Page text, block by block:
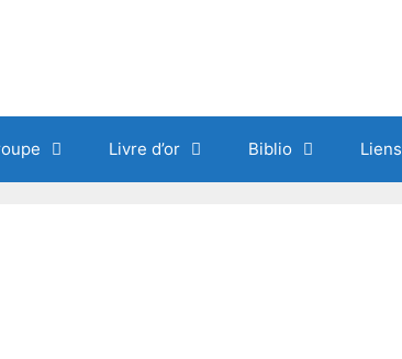
Livre d’or Biblio Liens